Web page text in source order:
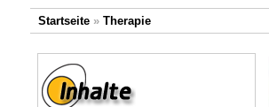
Startseite » Therapie